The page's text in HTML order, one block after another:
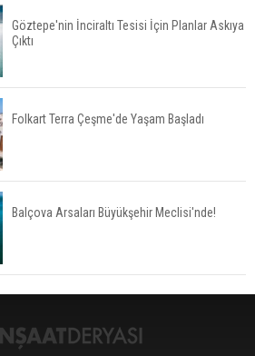
Bina Tercihi Değişiyor: Dijital Altyapı
Çıkıyor
Kiralık Sosyal Konut Modeli Kiraları
Mü?
El Konut Fiyatları İspanya'da Bir Yılda
Göztepe'nin İnciraltı Tesisi İçin Planlar Askıya
Çıktı
Folkart Terra Çeşme'de Yaşam Başladı
Balçova Arsaları Büyükşehir Meclisi'nde!